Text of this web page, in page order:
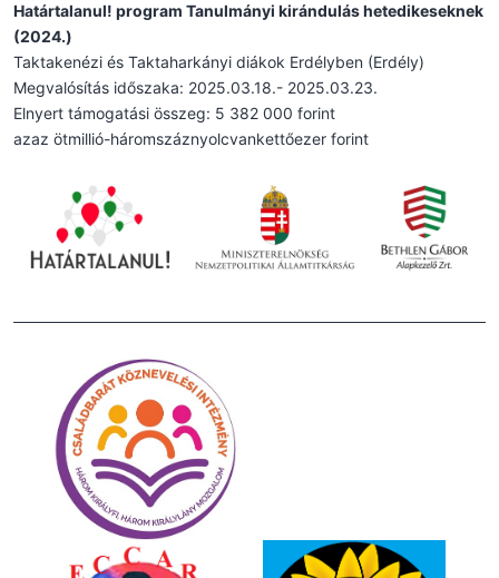
Határtalanul! program Tanulmányi kirándulás hetedikeseknek
(2024.)
Taktakenézi és Taktaharkányi diákok Erdélyben (Erdély)
Megvalósítás időszaka: 2025.03.18.- 2025.03.23.
Elnyert támogatási összeg: 5 382 000 forint
azaz ötmillió-háromszáznyolcvankettőezer forint